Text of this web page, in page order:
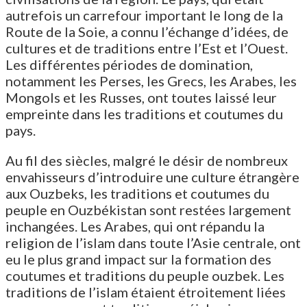
autrefois un carrefour important le long de la
Route de la Soie, a connu l’échange d’idées, de
cultures et de traditions entre l’Est et l’Ouest.
Les différentes périodes de domination,
notamment les Perses, les Grecs, les Arabes, les
Mongols et les Russes, ont toutes laissé leur
empreinte dans les traditions et coutumes du
pays.
Au fil des siècles, malgré le désir de nombreux
envahisseurs d’introduire une culture étrangère
aux Ouzbeks, les traditions et coutumes du
peuple en Ouzbékistan sont restées largement
inchangées. Les Arabes, qui ont répandu la
religion de l’islam dans toute l’Asie centrale, ont
eu le plus grand impact sur la formation des
coutumes et traditions du peuple ouzbek. Les
traditions de l’islam étaient étroitement liées